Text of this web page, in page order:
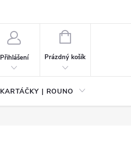
Přihlášení
NÁKUPNÍ
Prázdný košík
KARTÁČKY | ROUNO